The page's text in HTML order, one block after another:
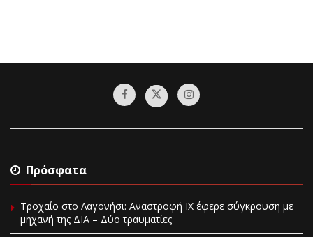
Πρόσφατα
Τροχαίο στο Λαγονήσι: Αναστροφή ΙΧ έφερε σύγκρουση με
μηχανή της ΔΙΑ – Δύο τραυματίες